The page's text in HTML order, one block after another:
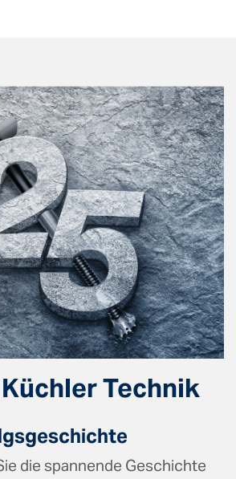
Technik
die spannende Geschichte